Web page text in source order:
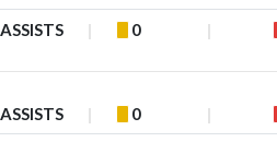
ASSISTS 0
ASSISTS 0